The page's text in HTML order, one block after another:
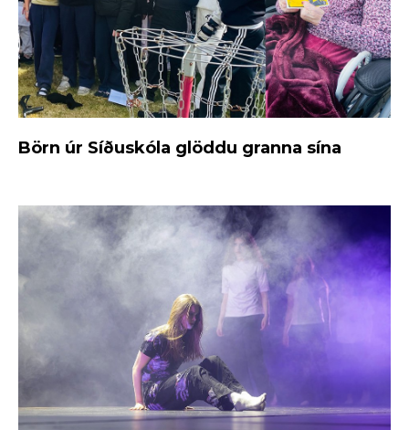
Börn úr Síðuskóla glöddu granna sína